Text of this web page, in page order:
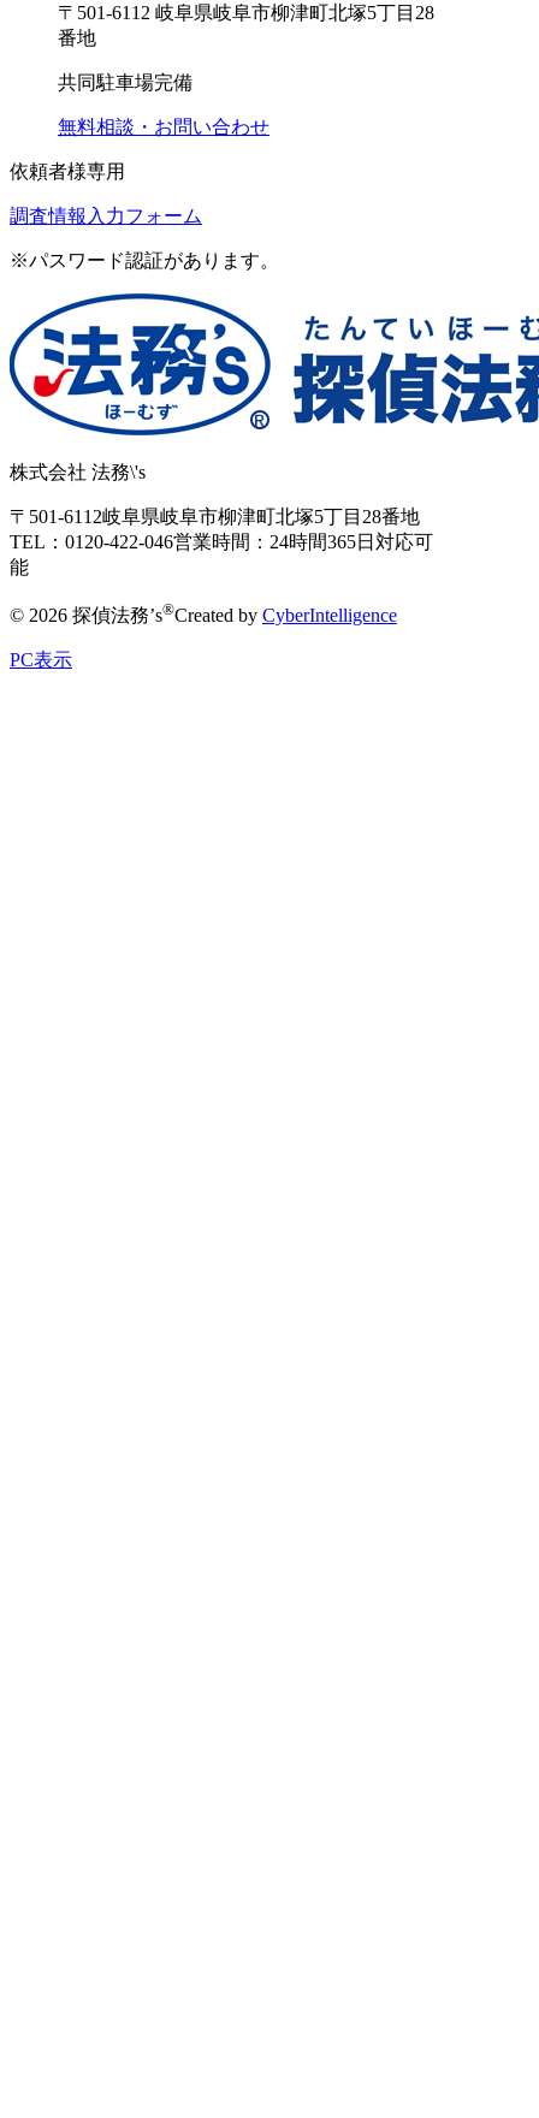
〒501-6112 岐阜県岐阜市柳津町北塚5丁目28
番地
共同駐車場完備
無料相談・お問い合わせ
依頼者様専用
調査情報入力フォーム
※パスワード認証があります。
株式会社 法務\'s
〒501-6112岐阜県岐阜市柳津町北塚5丁目28番地
TEL：0120-422-046営業時間：24時間365日対応可
能
© 2026 探偵法務’s®Created by CyberIntelligence
PC表示